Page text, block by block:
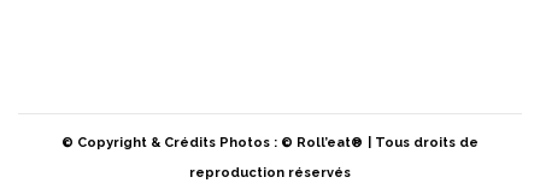
© Copyright & Crédits Photos : © Roll’eat®
| Tous droits de
reproduction réservés